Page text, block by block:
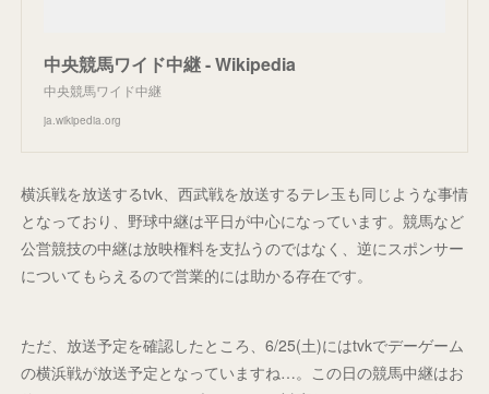
中央競馬ワイド中継 - Wikipedia
中央競馬ワイド中継
ja.wikipedia.org
横浜戦を放送するtvk、西武戦を放送するテレ玉も同じような事情
となっており、野球中継は平日が中心になっています。競馬など
公営競技の中継は放映権料を支払うのではなく、逆にスポンサー
についてもらえるので営業的には助かる存在です。
ただ、放送予定を確認したところ、6/25(土)にはtvkでデーゲーム
の横浜戦が放送予定となっていますね…。この日の競馬中継はお